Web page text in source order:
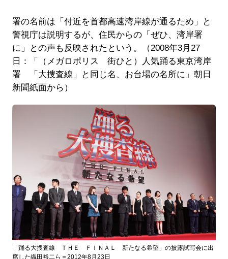
署の名前は「付近を首都高速湾岸線が通るため」と
警視庁は説明するが、住民からの「ぜひ、湾岸署
に」との声も反映されたという。（2008年3月27
日：「（メガロポリス 街ひと）人気踊る東京湾岸
署 「大捜査線」と同じ名、お台場の名所に」朝日
新聞紙面から）
「踊る大捜査線 ＴＨＥ ＦＩＮＡＬ 新たなる希望」の披露試写会に出
席した織田裕二ら＝2012年8月23日